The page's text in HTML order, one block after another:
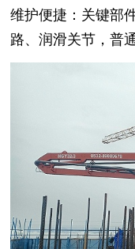
维护便捷：关键部
路、润滑关节，普